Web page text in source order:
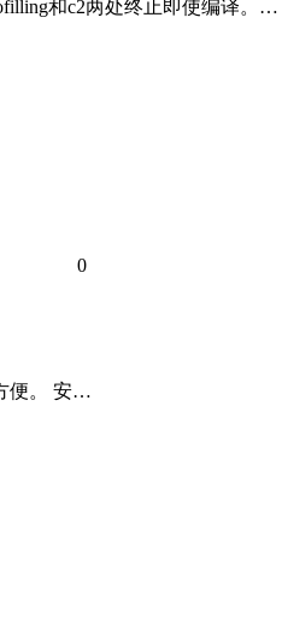
和c2两处终止即使编译。…
0
便。 安…